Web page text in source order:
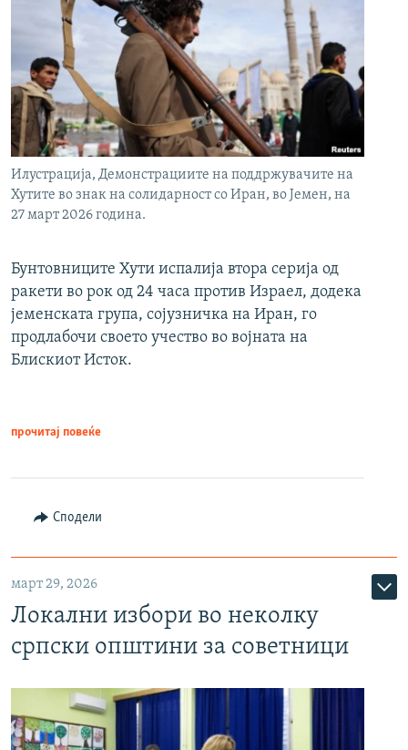
Илустрација, Демонстрациите на поддржувачите на
Хутите во знак на солидарност со Иран, во Јемен, на
27 март 2026 година.
Бунтовниците Хути испалија втора серија од
ракети во рок од 24 часа против Израел, додека
јеменската група, сојузничка на Иран, го
продлабочи своето учество во војната на
Блискиот Исток.
прочитај повеќе
Сподели
март 29, 2026
Локални избори во неколку
српски општини за советници